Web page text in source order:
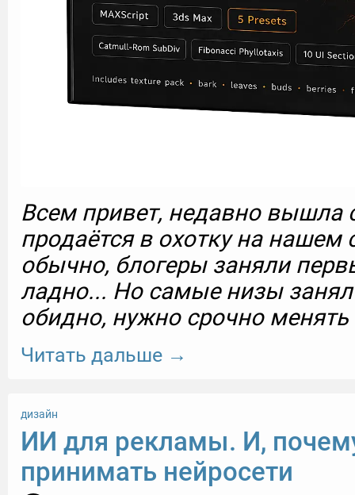
Всем привет, недавно вышла
продаётся в охотку на нашем
обычно, блогеры заняли
ладно... Но самые низы занял
обидно, нужно срочно менять
Читать дальше →
дизайн
ИИ для рекламы. И,
принимать нейросети